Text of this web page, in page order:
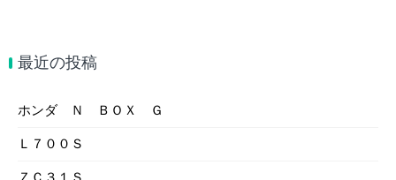
最近の投稿
ホンダ Ｎ ＢＯＸ Ｇ
Ｌ７００Ｓ